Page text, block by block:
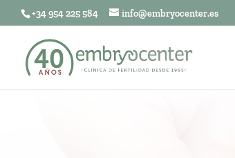
+34 954 225 584 info@embryocenter.es